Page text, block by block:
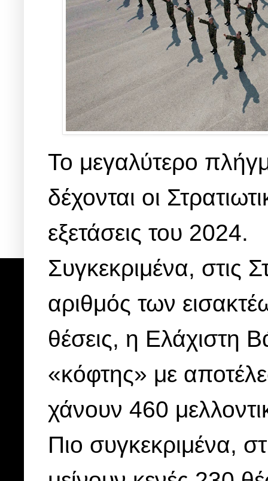
Το μεγαλύτερο
δέχονται οι
εξετάσεις του 2024.
Συγκεκριμένα, στις
αριθμός των
θέσεις, η Ελάχιστη
«κόφτης» με
χάνουν 460
Πιο συγκεκριμένα,